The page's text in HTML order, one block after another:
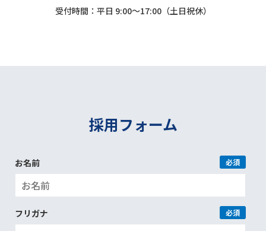
受付時間：平日 9:00〜17:00（土日祝休）
採用フォーム
お名前 必須
フリガナ 必須